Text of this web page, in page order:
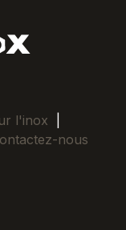
l'inox
nous